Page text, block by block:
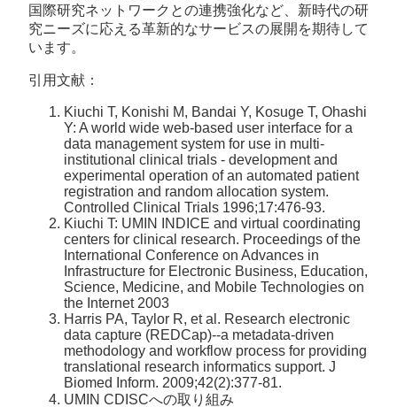
国際研究ネットワークとの連携強化など、新時代の研
究ニーズに応える革新的なサービスの展開を期待して
います。
引用文献：
Kiuchi T, Konishi M, Bandai Y, Kosuge T, Ohashi
Y: A world wide web-based user interface for a
data management system for use in multi-
institutional clinical trials - development and
experimental operation of an automated patient
registration and random allocation system.
Controlled Clinical Trials 1996;17:476-93.
Kiuchi T: UMIN INDICE and virtual coordinating
centers for clinical research. Proceedings of the
International Conference on Advances in
Infrastructure for Electronic Business, Education,
Science, Medicine, and Mobile Technologies on
the Internet 2003
Harris PA, Taylor R, et al. Research electronic
data capture (REDCap)--a metadata-driven
methodology and workflow process for providing
translational research informatics support. J
Biomed Inform. 2009;42(2):377-81.
UMIN CDISCへの取り組み